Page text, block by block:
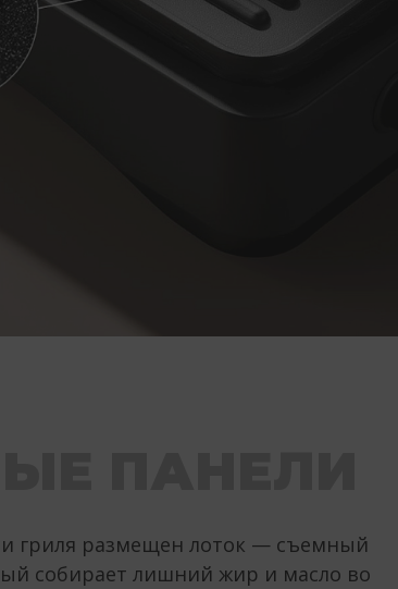
гриля размещен лоток — съемный
собирает лишний жир и масло во